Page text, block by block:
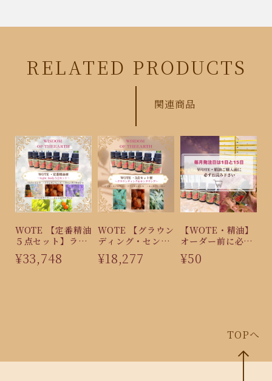
RELATED PRODUCTS
関連商品
WOTE 【定番精油
５点セット】ライ
トボディ・太陽意
識・生まれ変わ
¥33,748
WOTE 【グラウン
ディング・センタ
リング３点セッ
ト】
¥18,277
【WOTE・精油】
オーダー前に必ず
お読み下さいませ
¥50
TOPへ